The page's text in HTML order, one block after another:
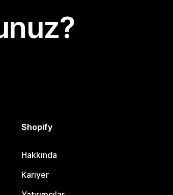
Shopify
Hakkında
Kariyer